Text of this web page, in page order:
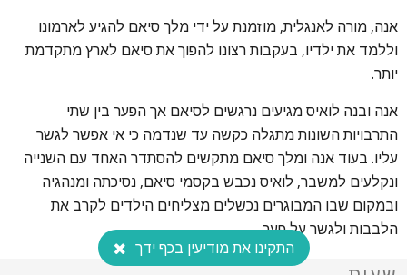
אנה, מורה לאנגלית, מוזמנת על ידי מלך סיאם להגיע לארמונו
וללמד את ילדיו, בעקבות רצונו להפוך את סיאם לארץ מתקדמת
יותר.
אנה ובנה לואיס מגיעים נרגשים לסיאם אך הפער בין שתי
התרבויות השונות מתגלה כקשה עד שנדמה כי אי אפשר לגשר
עליו. בעוד אנה ומלך סיאם מתקשים להסתדר האחד עם השנייה
ונקלעים למשבר, לואיס נכבש בקסמי סיאם, נסיכתה ומנהגיה
ובמקום שבו המבוגרים נכשלים מצליחים הילדים לקרב את
הלבבות ולגשר על פער.
התקינו את מודיעין בכף ידך